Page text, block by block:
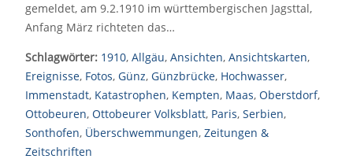
gemeldet, am 9.2.1910 im württembergischen Jagsttal,
Anfang März richteten das…
Schlagwörter: 1910, Allgäu, Ansichten, Ansichtskarten,
Ereignisse, Fotos, Günz, Günzbrücke, Hochwasser,
Immenstadt, Katastrophen, Kempten, Maas, Oberstdorf,
Ottobeuren, Ottobeurer Volksblatt, Paris, Serbien,
Sonthofen, Überschwemmungen, Zeitungen &
Zeitschriften